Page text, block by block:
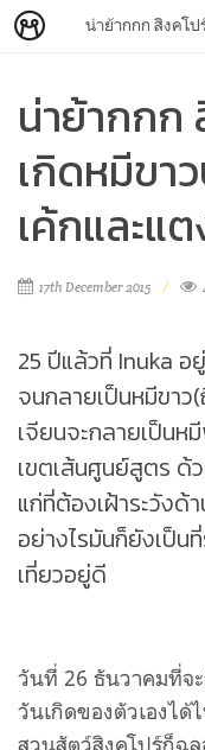
น่าย้ากกก
เกิดหมีขา
เค้กและแต
17th December 2015
25 ปีแล้วที่ Inuka อ
จนกลายเป็นหมีขาว
เจียนจะกลายเป็นห
เขตเส้นศูนย์สูตร ด้
แก่ที่ต้องเฝ้าระวัง
อย่างไรมันก็ยังเป็น
เที่ยวอยู่ดี
วันที่ 26 ธันวาคมที่จะ
วันเกิดของตัวเองไ
สวนสัตว์สิงคโปร์ก็ฉล